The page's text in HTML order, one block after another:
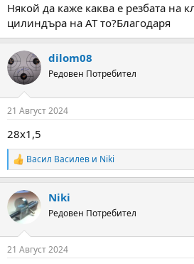
Някой да каже каква е резбата на
цилиндъра на АТ то?Благодаря
dilom08
Редовен Потребител
21 Август 2024
28х1,5
R
e
c
t
i
s
Васил Василев и Niki
Niki
Редовен Потребител
21 Август 2024